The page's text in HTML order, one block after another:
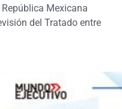
Mexicana
del Tratado entre